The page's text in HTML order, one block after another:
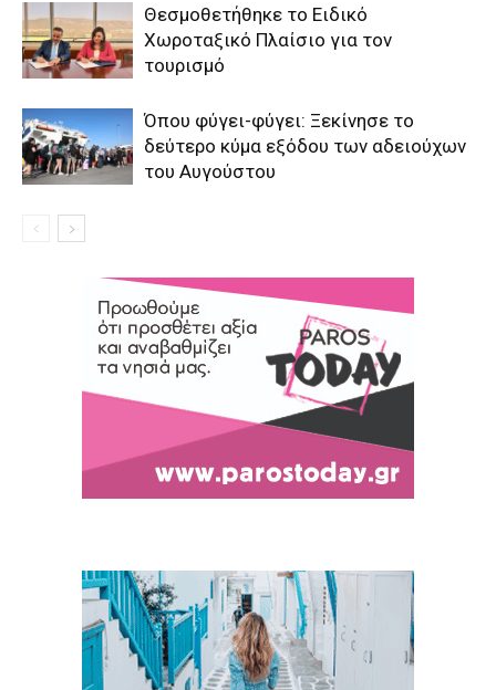
Θεσμοθετήθηκε το Ειδικό
Χωροταξικό Πλαίσιο για τον
τουρισμό
Όπου φύγει-φύγει: Ξεκίνησε το
δεύτερο κύμα εξόδου των αδειούχων
του Αυγούστου